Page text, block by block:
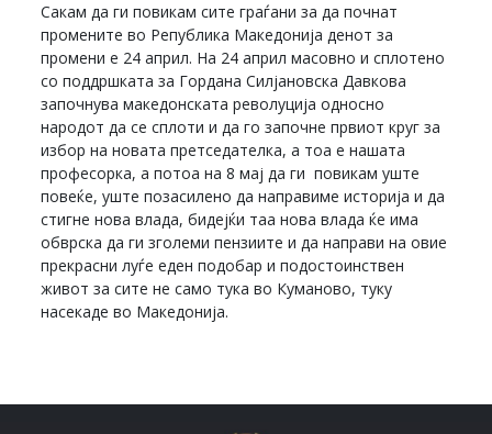
Сакам да ги повикам сите граѓани за да почнат
промените во Република Македонија денот за
промени е 24 април. На 24 април масовно и сплотено
со поддршката за Гордана Силјановска Давкова
започнува македонската револуција односно
народот да се сплоти и да го започне првиот круг за
избор на новата претседателка, а тоа е нашата
професорка, а потоа на 8 мај да ги повикам уште
повеќе, уште позасилено да направиме историја и да
стигне нова влада, бидејќи таа нова влада ќе има
обврска да ги зголеми пензиите и да направи на овие
прекрасни луѓе еден подобар и подостоинствен
живот за сите не само тука во Куманово, туку
насекаде во Македонија.